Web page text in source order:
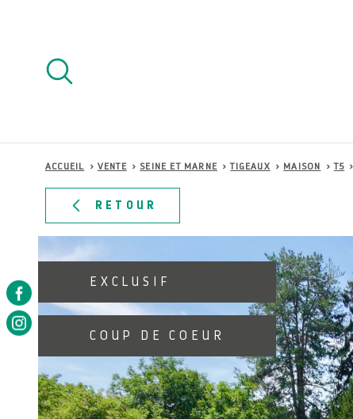
recherche
ACCUEIL VENTE SEINE ET MARNE TIGEAUX MAISON T5
RETOUR
EXCLUSIF
COUP DE COEUR